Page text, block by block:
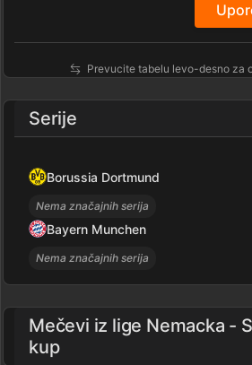
Prevucite tabelu levo-desno za
Serije
Borussia Dortmund
Nema značajnih serija
Bayern Munchen
Nema značajnih serija
Mečevi iz lige Nemacka -
kup